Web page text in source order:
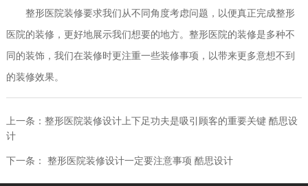
整形医院装修要求我们从不同角度考虑问题，以便真正完成整形
医院的装修，更好地展示我们想要的地方。整形医院的装修是多种不
同的装饰，我们在装修时更注重一些装修事项，以带来更多意想不到
的装修效果。
上一条： 整形医院装修设计上下足功夫是吸引顾客的重要关键 酷思设
计
下一条： 整形医院装修设计一定要注意事项 酷思设计